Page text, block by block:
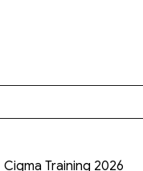
Cigma Training 2026